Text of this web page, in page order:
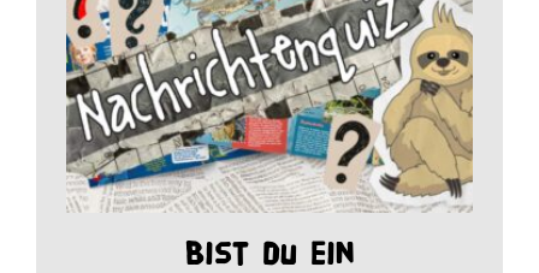
Bist du ein